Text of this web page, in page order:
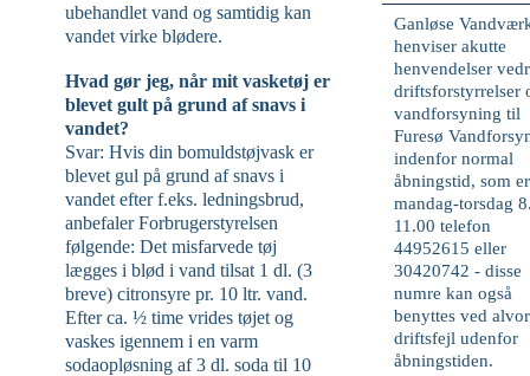
ubehandlet vand og samtidig kan
vandet virke blødere.
Hvad gør jeg, når mit vasketøj er
blevet gult på grund af snavs i
vandet?
Svar: Hvis din bomuldstøjvask er
blevet gul på grund af snavs i
vandet efter f.eks. ledningsbrud,
anbefaler Forbrugerstyrelsen
følgende: Det misfarvede tøj
lægges i blød i vand tilsat 1 dl. (3
breve) citronsyre pr. 10 ltr. vand.
Efter ca. ½ time vrides tøjet og
vaskes igennem i en varm
sodaopløsning af 3 dl. soda til 10
Ganløse
henviserakutte
henvendelser
driftsforstyrrelser
vandforsyning til
Furesø
indenfor normal
åbningstid, som er
mandag-torsdag
11.00 telefon
44952615 eller
30420742- disse
numre kan også
benyttes ved
driftsfejl udenfor
åbningstiden.